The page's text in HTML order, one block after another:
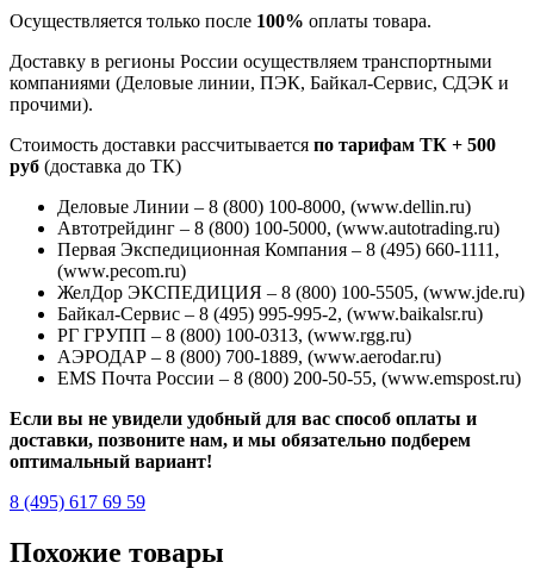
Осуществляется только после 100% оплаты товара.
Доставку в регионы России осуществляем транспортными
компаниями (Деловые линии, ПЭК, Байкал-Сервис, СДЭК и
прочими).
Стоимость доставки рассчитывается по тарифам ТК + 500
руб (доставка до ТК)
Деловые Линии – 8 (800) 100-8000, (www.dellin.ru)
Автотрейдинг – 8 (800) 100-5000, (www.autotrading.ru)
Первая Экспедиционная Компания – 8 (495) 660-1111,
(www.pecom.ru)
ЖелДор ЭКСПЕДИЦИЯ – 8 (800) 100-5505, (www.jde.ru)
Байкал-Сервис – 8 (495) 995-995-2, (www.baikalsr.ru)
РГ ГРУПП – 8 (800) 100-0313, (www.rgg.ru)
АЭРОДАР – 8 (800) 700-1889, (www.aerodar.ru)
EMS Почта России – 8 (800) 200-50-55, (www.emspost.ru)
Если вы не увидели удобный для вас способ оплаты и
доставки, позвоните нам, и мы обязательно подберем
оптимальный вариант!
8 (495) 617 69 59
Похожие товары